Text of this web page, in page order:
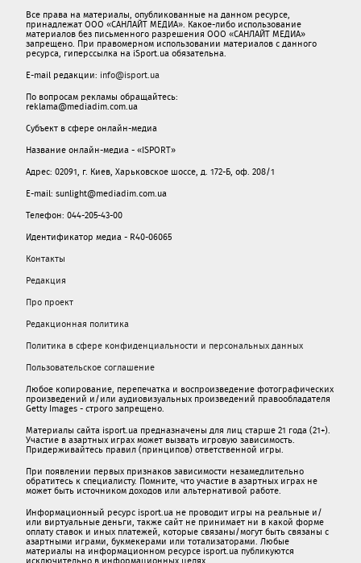
Все права на материалы, опубликованные на данном ресурсе,
принадлежат ООО «САНЛАЙТ МЕДИА». Какое-либо использование
материалов без письменного разрешения ООО «САНЛАЙТ МЕДИА»
запрещено. При правомерном использовании материалов с данного
ресурса, гиперссылка на iSport.ua обязательна.
E-mail редакции: info@isport.ua
По вопросам рекламы обращайтесь:
reklama@mediadim.com.ua
Субъект в сфере онлайн-медиа
Название онлайн-медиа - «ISPORT»
Адрес: 02091, г. Киев, Харьковское шоссе, д. 172-Б, оф. 208/1
E-mail: sunlight@mediadim.com.ua
Телефон: 044-205-43-00
Идентификатор медиа - R40-06065
Контакты
Редакция
Про проект
Редакционная политика
Политика в сфере конфиденциальности и персональных данных
Пользовательское соглашение
Любое копирование, перепечатка и воспроизведение фотографических
произведений и/или аудиовизуальных произведений правообладателя
Getty Images - строго запрещено.
Материалы сайта isport.ua предназначены для лиц старше 21 года (21+).
Участие в азартных играх может вызвать игровую зависимость.
Придерживайтесь правил (принципов) ответственной игры.
При появлении первых признаков зависимости незамедлительно
обратитесь к специалисту. Помните, что участие в азартных играх не
может быть источником доходов или альтернативой работе.
Информационный ресурс isport.ua не проводит игры на реальные и/
или виртуальные деньги, также сайт не принимает ни в какой форме
oплaту ставок и иных платежей, которые связаны/могут быть связаны c
азартными игрaми, букмекерами или тотализаторами. Любые
материалы на информационном ресурсе isport.ua публикуютcя